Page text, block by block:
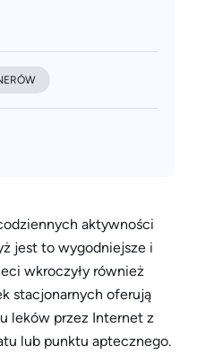
aktywności
jest to wygodniejsze i
wkroczyły również
stacjonarnych oferują
leków przez Internet z
lub punktu aptecznego.